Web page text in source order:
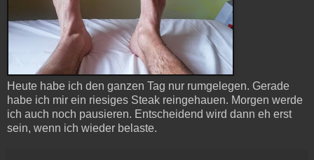
Heute habe ich den ganzen Tag nur rumgelegen. Gerade
habe ich mir ein riesiges Steak reingehauen. Morgen werde
ich auch noch pausieren. Entscheidend wird dann eh erst
sein, wenn ich wieder belaste.